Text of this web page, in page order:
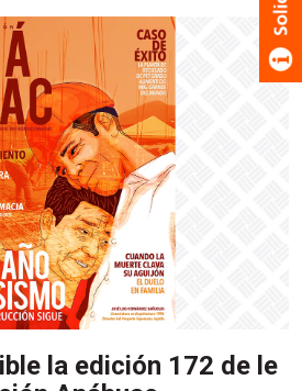
la edición 172 de le